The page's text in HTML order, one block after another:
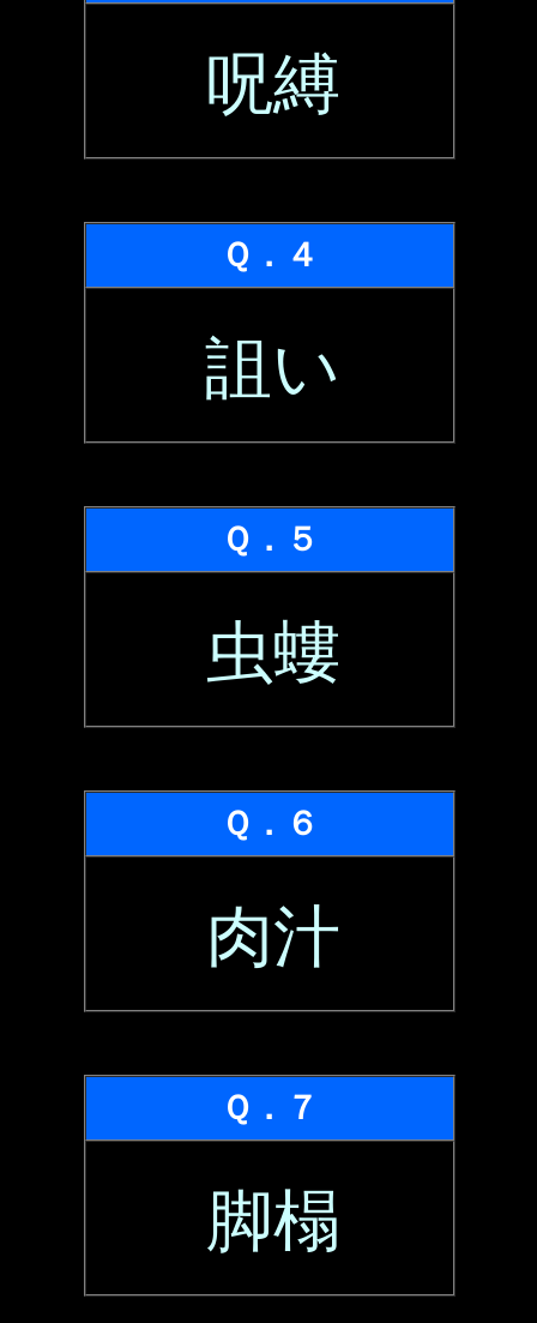
呪縛
Ｑ．４
詛い
Ｑ．５
虫螻
Ｑ．６
肉汁
Ｑ．７
脚榻